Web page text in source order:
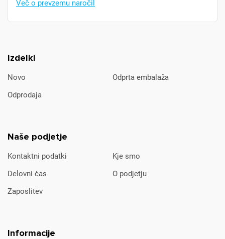
Izdelki
Novo
Odprta embalaža
Odprodaja
Naše podjetje
Kontaktni podatki
Kje smo
Delovni čas
O podjetju
Zaposlitev
Informacije
Več o prevzemu naročil